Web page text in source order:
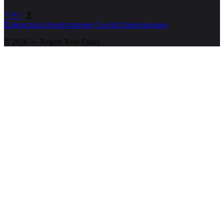
Datenschutz-Bestimmungen Geschäftsbedingungen
© 2026 — Regent Real Estate